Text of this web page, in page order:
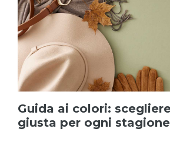
Guida ai colori:
giusta per ogni stagione